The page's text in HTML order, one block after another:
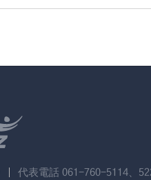
代表電話 061-760-5114、